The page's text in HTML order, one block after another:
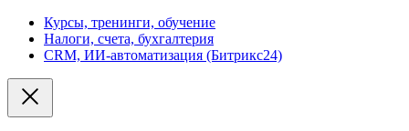
Курсы, тренинги, обучение
Налоги, счета, бухгалтерия
CRM, ИИ-автоматизация (Битрикс24)